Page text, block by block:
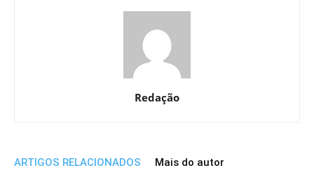
Redação
ARTIGOS RELACIONADOS Mais do autor